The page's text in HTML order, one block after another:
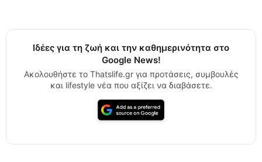
Ιδέες για τη ζωή και την καθημερινότητα στο
Google News!
Ακολουθήστε το Thatslife.gr για προτάσεις, συμβουλές
και lifestyle νέα που αξίζει να διαβάσετε.